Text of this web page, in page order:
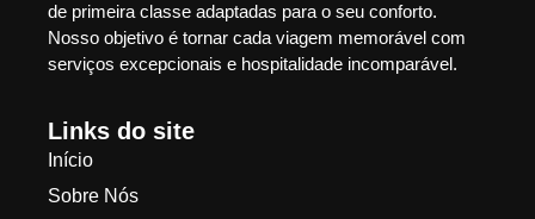
de primeira classe adaptadas para o seu conforto.
Nosso objetivo é tornar cada viagem memorável com
serviços excepcionais e hospitalidade incomparável.
Links do site
Início
Sobre Nós